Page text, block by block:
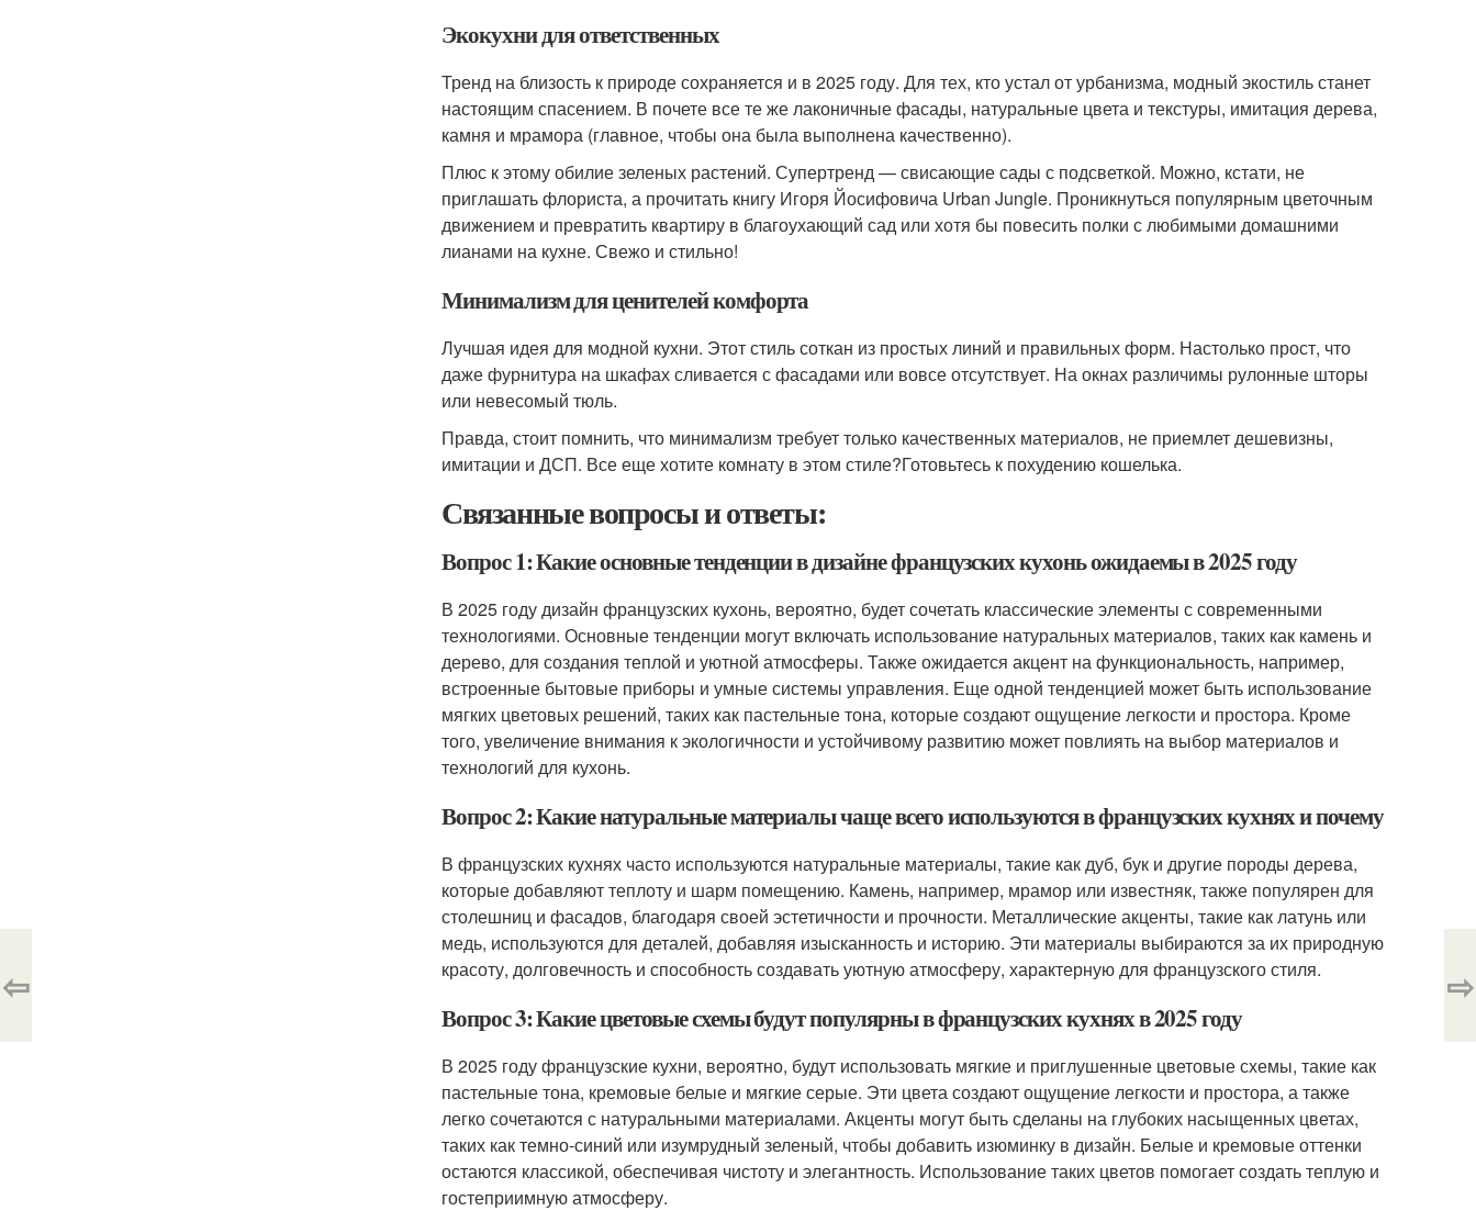
Экокухни для ответственных
Тренд на близость к природе сохраняется и в 2025 году. Для тех, кто устал от урбанизма, модный экостиль станет
настоящим спасением. В почете все те же лаконичные фасады, натуральные цвета и текстуры, имитация дерева,
камня и мрамора (главное, чтобы она была выполнена качественно).
Плюс к этому обилие зеленых растений. Супертренд — свисающие сады с подсветкой. Можно, кстати, не
приглашать флориста, а прочитать книгу Игоря Йосифовича Urban Jungle. Проникнуться популярным цветочным
движением и превратить квартиру в благоухающий сад или хотя бы повесить полки с любимыми домашними
лианами на кухне. Свежо и стильно!
Минимализм для ценителей комфорта
Лучшая идея для модной кухни. Этот стиль соткан из простых линий и правильных форм. Настолько прост, что
даже фурнитура на шкафах сливается с фасадами или вовсе отсутствует. На окнах различимы рулонные шторы
или невесомый тюль.
Правда, стоит помнить, что минимализм требует только качественных материалов, не приемлет дешевизны,
имитации и ДСП. Все еще хотите комнату в этом стиле?Готовьтесь к похудению кошелька.
Связанные вопросы и ответы:
Вопрос 1: Какие основные тенденции в дизайне французских кухонь ожидаемы в 2025 году
В 2025 году дизайн французских кухонь, вероятно, будет сочетать классические элементы с современными
технологиями. Основные тенденции могут включать использование натуральных материалов, таких как камень и
дерево, для создания теплой и уютной атмосферы. Также ожидается акцент на функциональность, например,
встроенные бытовые приборы и умные системы управления. Еще одной тенденцией может быть использование
мягких цветовых решений, таких как пастельные тона, которые создают ощущение легкости и простора. Кроме
того, увеличение внимания к экологичности и устойчивому развитию может повлиять на выбор материалов и
технологий для кухонь.
Вопрос 2: Какие натуральные материалы чаще всего используются в французских кухнях и почему
В французских кухнях часто используются натуральные материалы, такие как дуб, бук и другие породы дерева,
которые добавляют теплоту и шарм помещению. Камень, например, мрамор или известняк, также популярен для
столешниц и фасадов, благодаря своей эстетичности и прочности. Металлические акценты, такие как латунь или
медь, используются для деталей, добавляя изысканность и историю. Эти материалы выбираются за их природную
красоту, долговечность и способность создавать уютную атмосферу, характерную для французского стиля.
Вопрос 3: Какие цветовые схемы будут популярны в французских кухнях в 2025 году
В 2025 году французские кухни, вероятно, будут использовать мягкие и приглушенные цветовые схемы, такие как
пастельные тона, кремовые белые и мягкие серые. Эти цвета создают ощущение легкости и простора, а также
легко сочетаются с натуральными материалами. Акценты могут быть сделаны на глубоких насыщенных цветах,
таких как темно-синий или изумрудный зеленый, чтобы добавить изюминку в дизайн. Белые и кремовые оттенки
остаются классикой, обеспечивая чистоту и элегантность. Использование таких цветов помогает создать теплую и
гостеприимную атмосферу.
⇦ ⇨